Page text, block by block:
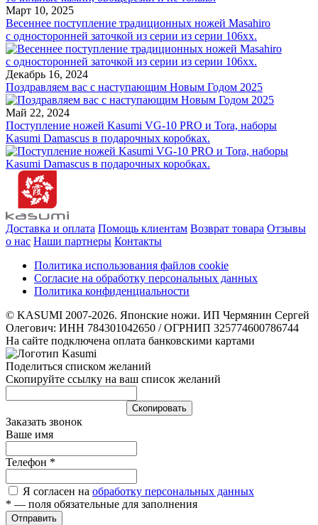
Март 10, 2025
Весеннее поступление традиционных ножей Masahiro
с односторонней заточкой из серии из серии 106хх.
Декабрь 16, 2024
Поздравляем вас с наступающим Новым Годом 2025
Май 22, 2024
Поступление ножей Kasumi VG-10 PRO и Tora, наборы
Kasumi Damascus в подарочных коробках.
Доставка и оплата Помощь клиентам Возврат товара Отзывы
о нас Наши партнеры Контакты
Политика использования файлов cookie
Согласие на обработку персональных данных
Политика конфиденциальности
© KASUMI 2007-2026. Японские ножи. ИП Чермянин Сергей
Олегович: ИНН 784301042650 / ОГРНИП 325774600786744
На сайте подключена оплата банковскими картами
Поделиться списком желаний
Скопируйте ссылку на ваш список желаний
Cкопировать
Заказать звонок
Ваше имя
Телефон *
Я согласен на обработку персональных данных
* — поля обязательные для заполнения
Отправить